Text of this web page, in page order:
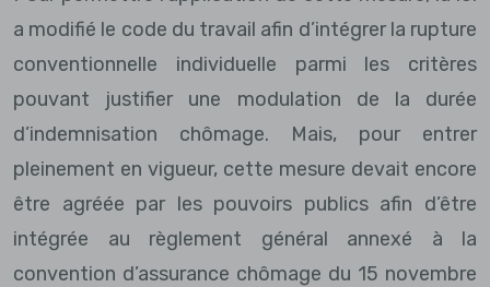
a modifié le code du travail afin d’intégrer la rupture
conventionnelle individuelle parmi les critères
pouvant justifier une modulation de la durée
d’indemnisation chômage. Mais, pour entrer
pleinement en vigueur, cette mesure devait encore
être agréée par les pouvoirs publics afin d’être
intégrée au règlement général annexé à la
convention d’assurance chômage du 15 novembre